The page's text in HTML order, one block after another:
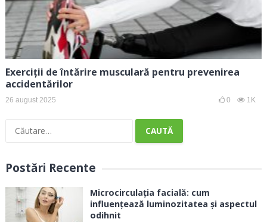
Exerciții de întărire musculară pentru prevenirea
accidentărilor
26 august 2025 0 1K
Caută
Postări Recente
Microcirculația facială: cum
influențează luminozitatea și aspectul
odihnit